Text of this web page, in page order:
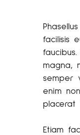
facilisis
magna,
semper
enim
placerat
Etiam